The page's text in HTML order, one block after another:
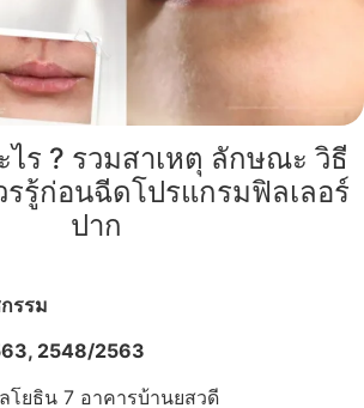
ไร ? รวมสาเหตุ ลักษณะ วิธี
รู้ก่อนฉีดโปรแกรมฟิลเลอร์
ปาก
รรม
2548/2563
โยธิน 7 อาคารบ้านยสวดี